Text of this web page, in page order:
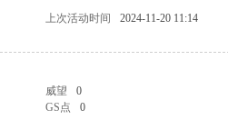
上次活动时间
2024-11-20 11:14
威望
0
GS点 0